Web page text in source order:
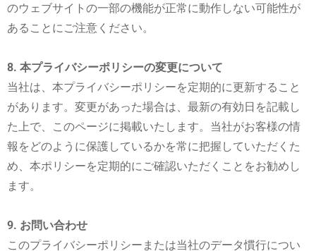
のウェブサイトの一部の機能が正常に動作しない可能性が
あることにご注意ください。
8. 本プライバシーポリシーの変更について
当社は、本プライバシーポリシーを定期的に更新すること
があります。変更があった場合は、最新の有効日を記載し
た上で、このページに掲載いたします。当社がお客様の情
報をどのように保護しているかを常に把握していただくた
め、本ポリシーを定期的にご確認いただくことをお勧めし
ます。
9. お問い合わせ
このプライバシーポリシーまたは当社のデータ慣行につい